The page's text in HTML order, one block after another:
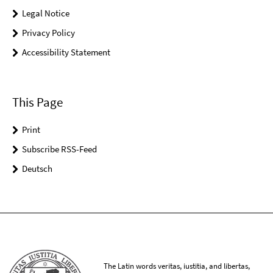
Legal Notice
Privacy Policy
Accessibility Statement
This Page
Print
Subscribe RSS-Feed
Deutsch
The Latin words veritas, iustitia, and libertas,